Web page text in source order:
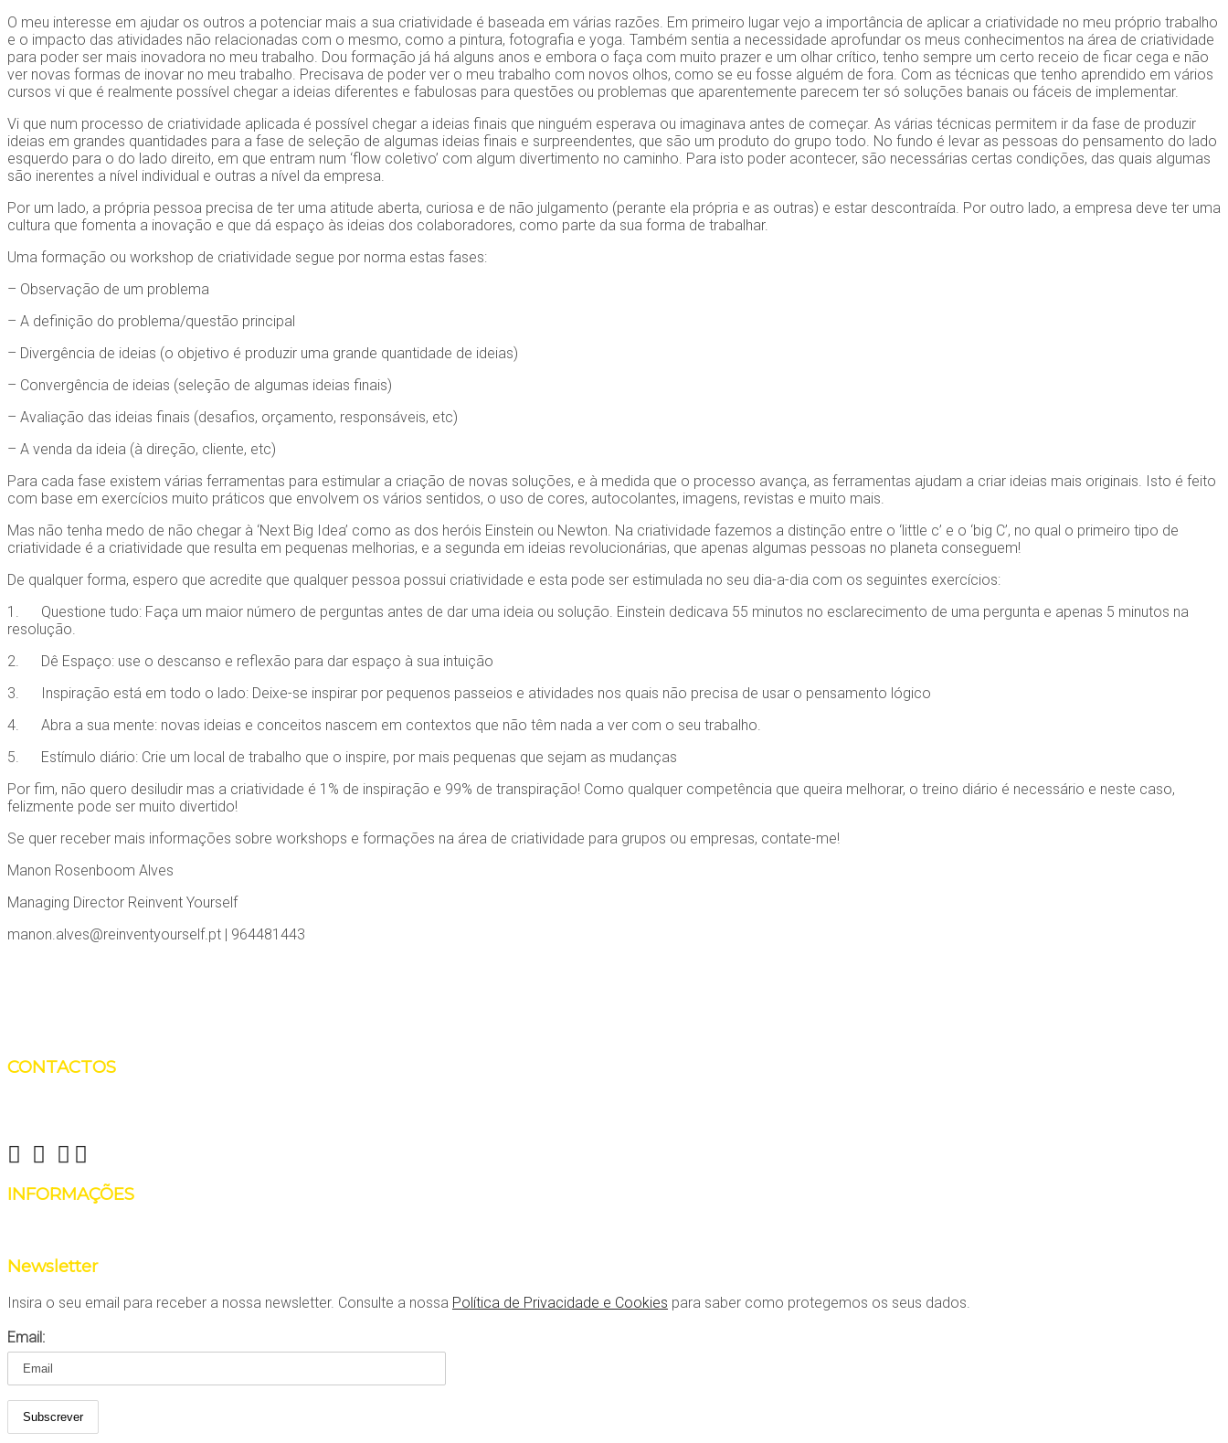
O meu interesse em ajudar os outros a potenciar mais a sua criatividade é baseada em várias razões. Em primeiro lugar vejo a importância de aplicar a criatividade no meu próprio trabalho
e o impacto das atividades não relacionadas com o mesmo, como a pintura, fotografia e yoga. Também sentia a necessidade aprofundar os meus conhecimentos na área de criatividade
para poder ser mais inovadora no meu trabalho. Dou formação já há alguns anos e embora o faça com muito prazer e um olhar crítico, tenho sempre um certo receio de ficar cega e não
ver novas formas de inovar no meu trabalho. Precisava de poder ver o meu trabalho com novos olhos, como se eu fosse alguém de fora. Com as técnicas que tenho aprendido em vários
cursos vi que é realmente possível chegar a ideias diferentes e fabulosas para questões ou problemas que aparentemente parecem ter só soluções banais ou fáceis de implementar.
Vi que num processo de criatividade aplicada é possível chegar a ideias finais que ninguém esperava ou imaginava antes de começar. As várias técnicas permitem ir da fase de produzir
ideias em grandes quantidades para a fase de seleção de algumas ideias finais e surpreendentes, que são um produto do grupo todo. No fundo é levar as pessoas do pensamento do lado
esquerdo para o do lado direito, em que entram num ‘flow coletivo’ com algum divertimento no caminho. Para isto poder acontecer, são necessárias certas condições, das quais algumas
são inerentes a nível individual e outras a nível da empresa.
Por um lado, a própria pessoa precisa de ter uma atitude aberta, curiosa e de não julgamento (perante ela própria e as outras) e estar descontraída. Por outro lado, a empresa deve ter uma
cultura que fomenta a inovação e que dá espaço às ideias dos colaboradores, como parte da sua forma de trabalhar.
Uma formação ou workshop de criatividade segue por norma estas fases:
– Observação de um problema
– A definição do problema/questão principal
– Divergência de ideias (o objetivo é produzir uma grande quantidade de ideias)
– Convergência de ideias (seleção de algumas ideias finais)
– Avaliação das ideias finais (desafios, orçamento, responsáveis, etc)
– A venda da ideia (à direção, cliente, etc)
Para cada fase existem várias ferramentas para estimular a criação de novas soluções, e à medida que o processo avança, as ferramentas ajudam a criar ideias mais originais. Isto é feito
com base em exercícios muito práticos que envolvem os vários sentidos, o uso de cores, autocolantes, imagens, revistas e muito mais.
Mas não tenha medo de não chegar à ‘Next Big Idea’ como as dos heróis Einstein ou Newton. Na criatividade fazemos a distinção entre o ‘little c’ e o ‘big C’, no qual o primeiro tipo de
criatividade é a criatividade que resulta em pequenas melhorias, e a segunda em ideias revolucionárias, que apenas algumas pessoas no planeta conseguem!
De qualquer forma, espero que acredite que qualquer pessoa possui criatividade e esta pode ser estimulada no seu dia-a-dia com os seguintes exercícios:
1. Questione tudo: Faça um maior número de perguntas antes de dar uma ideia ou solução. Einstein dedicava 55 minutos no esclarecimento de uma pergunta e apenas 5 minutos na
resolução.
2. Dê Espaço: use o descanso e reflexão para dar espaço à sua intuição
3. Inspiração está em todo o lado: Deixe-se inspirar por pequenos passeios e atividades nos quais não precisa de usar o pensamento lógico
4. Abra a sua mente: novas ideias e conceitos nascem em contextos que não têm nada a ver com o seu trabalho.
5. Estímulo diário: Crie um local de trabalho que o inspire, por mais pequenas que sejam as mudanças
Por fim, não quero desiludir mas a criatividade é 1% de inspiração e 99% de transpiração! Como qualquer competência que queira melhorar, o treino diário é necessário e neste caso,
felizmente pode ser muito divertido!
Se quer receber mais informações sobre workshops e formações na área de criatividade para grupos ou empresas, contate-me!
Manon Rosenboom Alves
Managing Director Reinvent Yourself
manon.alves@reinventyourself.pt | 964481443
CONTACTOS
INFORMAÇÕES
Newsletter
Insira o seu email para receber a nossa newsletter. Consulte a nossa Política de Privacidade e Cookies para saber como protegemos os seus dados.
Email: